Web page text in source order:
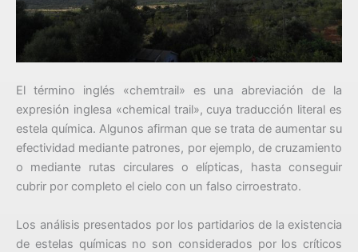
El término inglés «chemtrail» es una abreviación de la
expresión inglesa «chemical trail», cuya traducción literal es
estela química. Algunos afirman que se trata de aumentar su
efectividad mediante patrones, por ejemplo, de cruzamiento
o mediante rutas circulares o elípticas, hasta conseguir
cubrir por completo el cielo con un falso cirroestrato.
Los análisis presentados por los partidarios de la existencia
de estelas químicas no son considerados por los críticos